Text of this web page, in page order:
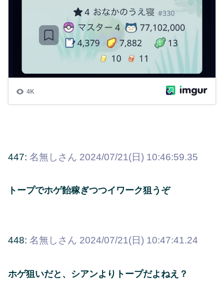
447: 名無しさん 2024/07/21(日) 10:46:59.35
トープでホゲ飴稼ぎつつイワーク狙うぞ
448: 名無しさん 2024/07/21(日) 10:47:41.24
ホゲ狙いだと、シアンよりトープだよねえ？